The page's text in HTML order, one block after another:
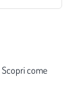
Scopri come